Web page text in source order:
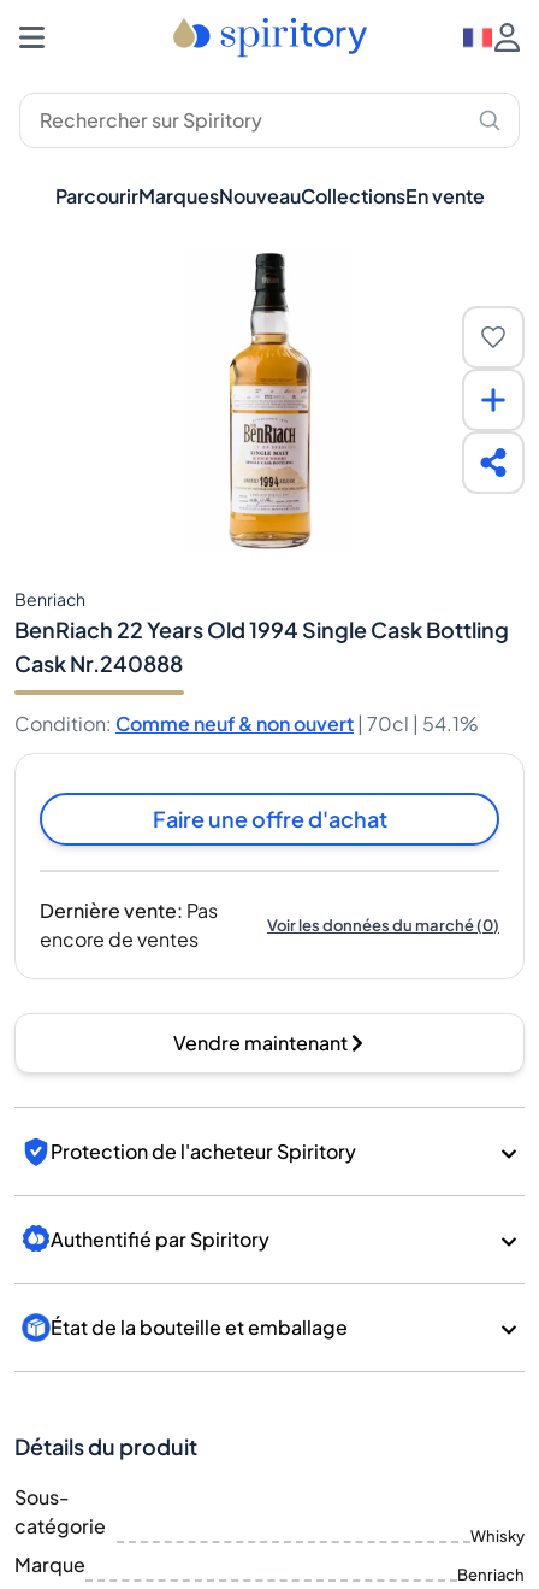
ParcourirMarquesNouveauCollectionsEn vente
Benriach
BenRiach 22 Years Old 1994 Single Cask Bottling
Cask Nr.240888
Condition: Comme neuf & non ouvert | 70cl | 54.1%
Faire une offre d'achat
Dernière vente: Pas
encore de ventes
Voir les données du marché(0)
Vendre maintenant
Protection de l'acheteur Spiritory
Authentifié par Spiritory
État de la bouteille et emballage
Détails du produit
Sous-
catégorie
Whisky
Marque Benriach